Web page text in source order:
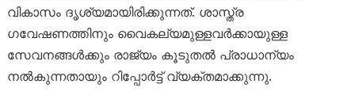
വികാസം ദൃശ്യമായിരിക്കുന്നത്. ശാസ്ത്ര
ഗവേഷണത്തിനും വൈകല്യമുള്ളവർക്കായുള്ള
സേവനങ്ങൾക്കും രാജ്യം കൂടുതൽ പ്രാധാന്യം
നൽകുന്നതായും റിപ്പോർട്ട് വ്യക്തമാക്കുന്നു.